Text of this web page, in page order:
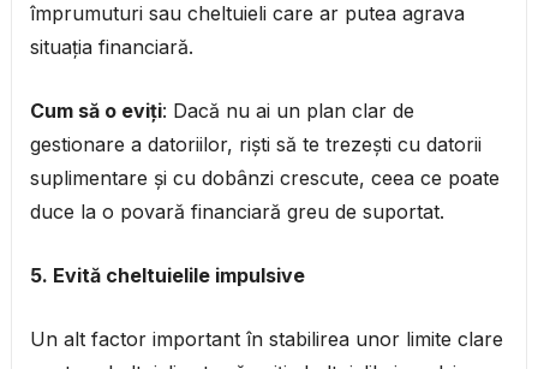
împrumuturi sau cheltuieli care ar putea agrava
situația financiară.
Cum să o eviți: Dacă nu ai un plan clar de
gestionare a datoriilor, riști să te trezești cu datorii
suplimentare și cu dobânzi crescute, ceea ce poate
duce la o povară financiară greu de suportat.
5. Evită cheltuielile impulsive
Un alt factor important în stabilirea unor limite clare